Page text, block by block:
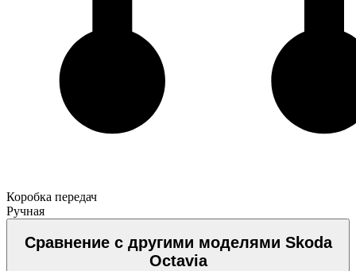
Коробка передач
Ручная
Сравнение с другими моделями Skoda
Octavia